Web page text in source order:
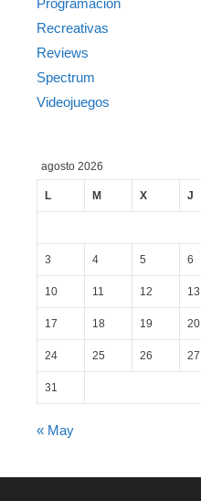
Programación
Recreativas
Reviews
Spectrum
Videojuegos
agosto 2026
L M X J
3 4 5 6
10 11 12 13
17 18 19 20
24 25 26 27
31
« May